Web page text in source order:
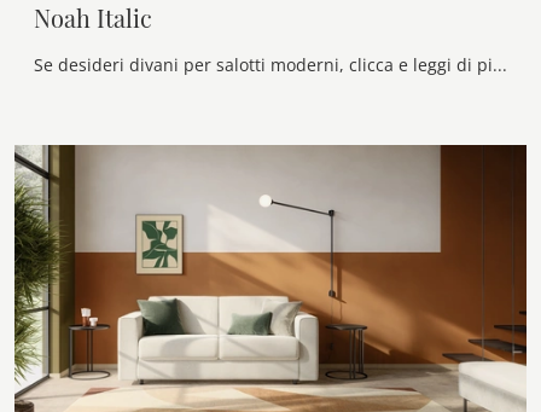
Noah Italic
Se desideri divani per salotti moderni, clicca e leggi di più sul modello Noah Italic in tessuto del marchio Twils.